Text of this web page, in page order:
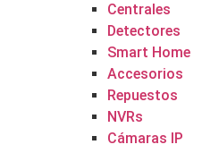
Centrales
Detectores
Smart Home
Accesorios
Repuestos
NVRs
Cámaras IP